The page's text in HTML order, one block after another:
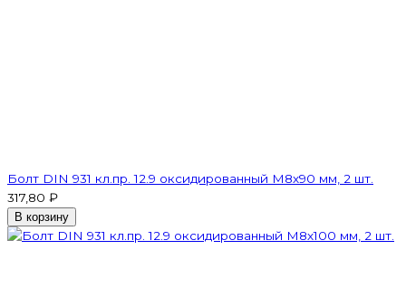
Болт DIN 931 кл.пр. 12.9 оксидированный M8х90 мм, 2 шт.
317,80 ₽
В корзину